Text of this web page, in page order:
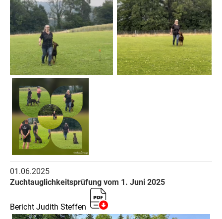
01.06.2025
Zuchtauglichkeitsprüfung vom 1. Juni 2025
Bericht Judith Steffen